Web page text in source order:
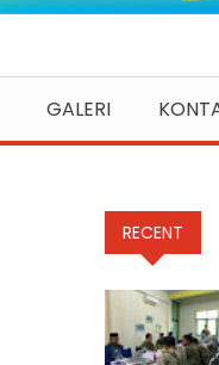
GALERI
RECENT